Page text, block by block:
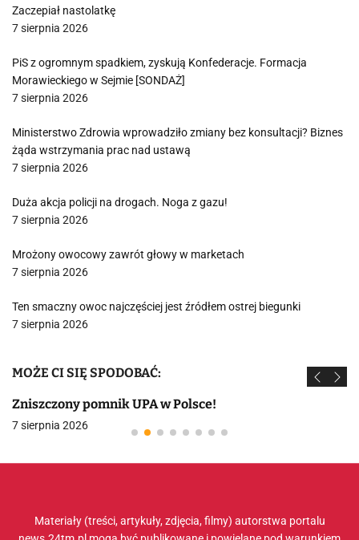
Zaczepiał nastolatkę
7 sierpnia 2026
PiS z ogromnym spadkiem, zyskują Konfederacje. Formacja
Morawieckiego w Sejmie [SONDAŻ]
7 sierpnia 2026
Ministerstwo Zdrowia wprowadziło zmiany bez konsultacji? Biznes
żąda wstrzymania prac nad ustawą
7 sierpnia 2026
Duża akcja policji na drogach. Noga z gazu!
7 sierpnia 2026
Mrożony owocowy zawrót głowy w marketach
7 sierpnia 2026
Ten smaczny owoc najczęściej jest źródłem ostrej biegunki
7 sierpnia 2026
MOŻE CI SIĘ SPODOBAĆ:
Zniszczony pomnik UPA w Polsce!
7 sierpnia 2026
Materiały (treści, artykuły, zdjęcia, filmy) autorstwa portalu